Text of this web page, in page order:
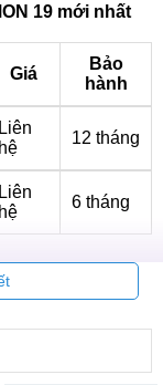
19 mới nhất
Giá
Bảo
hành
Liên
hệ
12 tháng
Liên
hệ
6 tháng
chỉnh. Một khi
nếu không kịp